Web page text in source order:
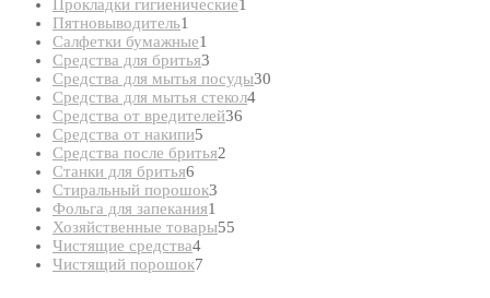
товар
Прокладки гигиенические1
Пятновыводитель1
товар
Салфетки бумажные1
товар
Средства для бритья3
товара
Средства для мытья посуды30
Средства для мытья стекол44
Средства от вредителей36
Средства от накипи5
товаров
Средства после бритья2
Станки для бритья6
товаров
Стиральный порошок3
Фольга для запекания1
товар
Хозяйственные товары55
Чистящие средства44
товара
Чистящий порошок7